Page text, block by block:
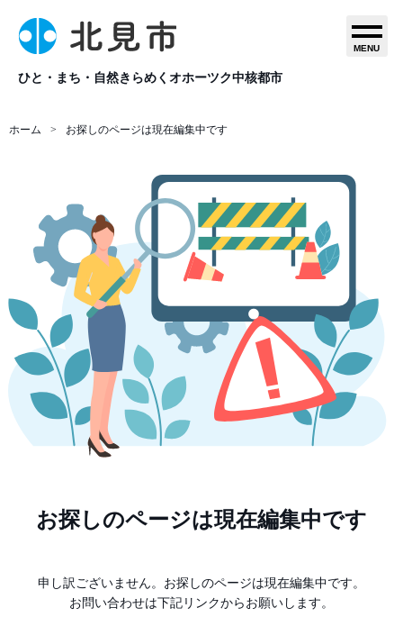
ひと・まち・自然きらめくオホーツク中核都市
MENU
ホーム お探しのページは現在編集中です
お探しのページは現在編集中です
申し訳ございません。お探しのページは現在編集中です。
お問い合わせは下記リンクからお願いします。